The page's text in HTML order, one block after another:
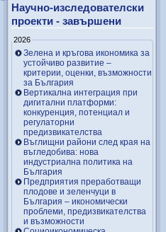
Научно-изследователски
проекти - завършени
2026
Зелена и кръгова икономика за
устойчиво развитие –
критерии, оценки, възможности
за България
Вертикална интеграция при
дигитални платформи:
конкуренция, потенциал и
регулаторни
предизвикателства
Въглищни райони след края на
въгледобива: нова
индустриална политика на
България
Предприятия преработващи
плодове и зеленчуци в
България – икономически
проблеми, предизвикателства
и възможности